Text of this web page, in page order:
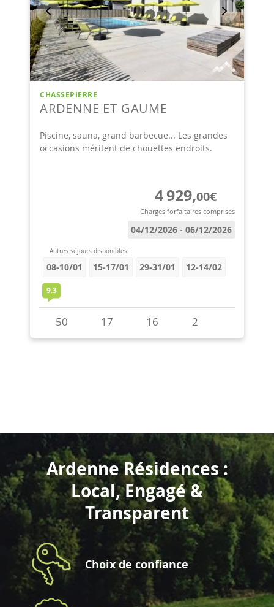
Ardenne Résidences :
Local, Engagé &
Transparent
Choix de confiance